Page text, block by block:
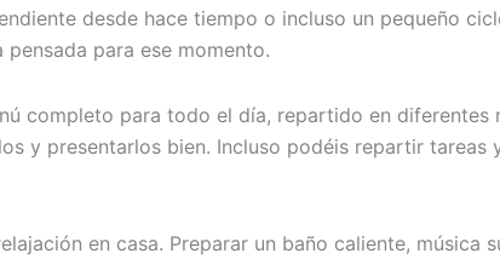
desde hace tiempo o incluso un pequeño
para ese momento.
completo para todo el día, repartido en
y presentarlos bien. Incluso podéis repartir
en casa. Preparar un baño caliente, música